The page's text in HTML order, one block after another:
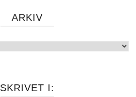
ARKIV
SKRIVET I: